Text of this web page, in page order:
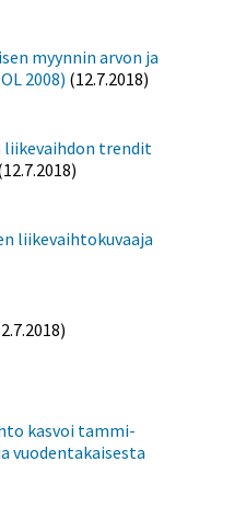
myynnin arvon ja
2008) (12.7.2018)
liikevaihdon trendit
liikevaihtokuvaaja
kasvoi tammi-
vuodentakaisesta